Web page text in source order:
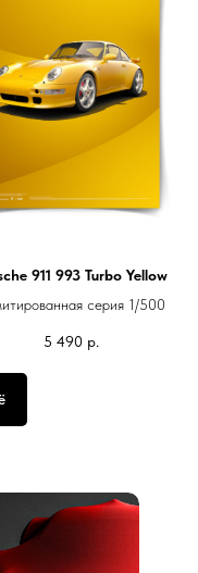
911 993 Turbo Yellow
серия 1/500
5 490 р.